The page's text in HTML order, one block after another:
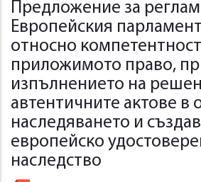
Предложение за
Европейския
относно
приложимото право,
изпълнението на
автентичните актове в
наследяването и
европейско
наследство